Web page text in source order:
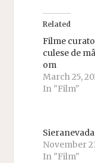
Related
Filme
culese de
om
March 25,
In "Film"
Sieranevada
November
In "Film"